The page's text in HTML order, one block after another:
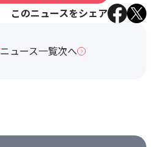
このニュースをシェア
ニュース一覧次へ